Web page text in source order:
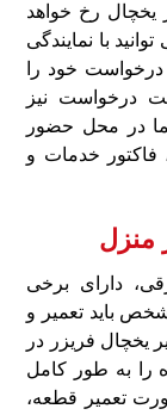
رخ خواهد
با نمایندگی
خود را
درخواست نیز
در محل حضور
فاکتور خدمات و
منزل
دارای برخی
باید تعمیر و
یخچال فریزر در
را به‌ طور کامل
تعمیر قطعه،